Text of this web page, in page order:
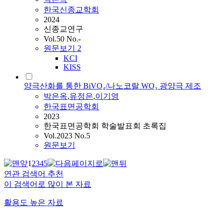
한국신종교학회
2024
신종교연구
Vol.50 No.-
원문보기 2
KCI
KISS
양극산화를 통한 BiVO₄/나노코랄 WO₃ 광양극 제조
박은옥,유정은,이기영
한국표면공학회
2023
한국표면공학회 학술발표회 초록집
Vol.2023 No.5
원문보기
12345
연관 검색어 추천
이 검색어로 많이 본 자료
활용도 높은 자료